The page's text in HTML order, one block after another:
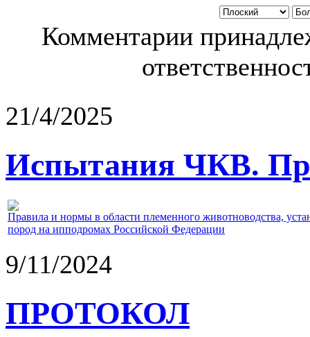
Комментарии
21/4/2025
Испытания ЧКВ.
Правила и нормы в области племенного животноводства,
пород на ипподромах Российской Федерации
9/11/2024
ПРОТОКОЛ